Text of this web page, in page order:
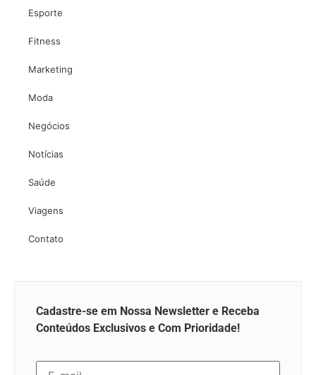
Esporte
Fitness
Marketing
Moda
Negócios
Notícias
Saúde
Viagens
Contato
Cadastre-se em Nossa Newsletter e Receba
Conteúdos Exclusivos e Com Prioridade!